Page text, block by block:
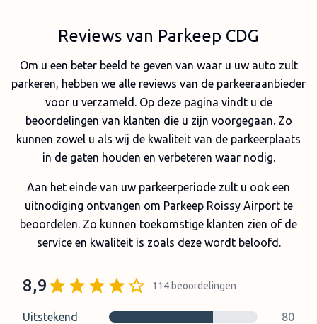
Reviews van Parkeep CDG
Om u een beter beeld te geven van waar u uw auto zult
parkeren, hebben we alle reviews van de parkeeraanbieder
voor u verzameld. Op deze pagina vindt u de
beoordelingen van klanten die u zijn voorgegaan. Zo
kunnen zowel u als wij de kwaliteit van de parkeerplaats
in de gaten houden en verbeteren waar nodig.
Aan het einde van uw parkeerperiode zult u ook een
uitnodiging ontvangen om Parkeep Roissy Airport te
beoordelen. Zo kunnen toekomstige klanten zien of de
service en kwaliteit is zoals deze wordt beloofd.
8,9 114 beoordelingen
Uitstekend
80